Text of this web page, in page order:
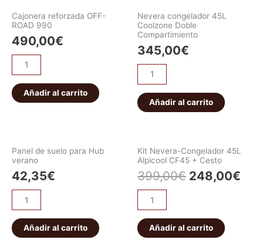
Cajonera reforzada OFF-
ROAD 990
490,00€
Añadir al carrito
Nevera congelador 45L
Coolzone Doble
Compartimiento
345,00€
Añadir al carrito
Panel de suelo para Hub
verano
42,35€
Añadir al carrito
Kit Nevera-Congelador 45L
Alpicool CF45 + Cesto
399,00€ 248,00€
Añadir al carrito